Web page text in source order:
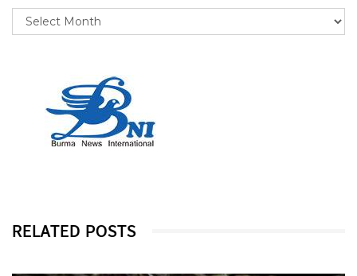
RELATED POSTS